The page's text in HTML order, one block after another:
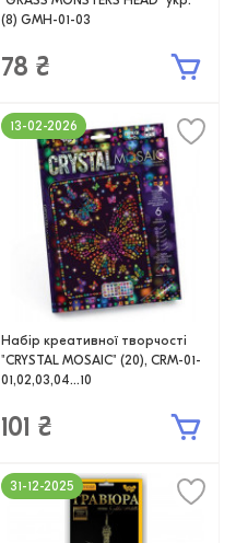
(8) GMH-01-03
78 ₴
Набір креативної творчості
"CRYSTAL MOSAIC" (20), CRM-01-
01,02,03,04...10
101 ₴
13-02-2026
31-12-2025